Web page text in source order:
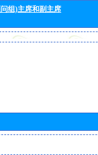
组)主席和副主席